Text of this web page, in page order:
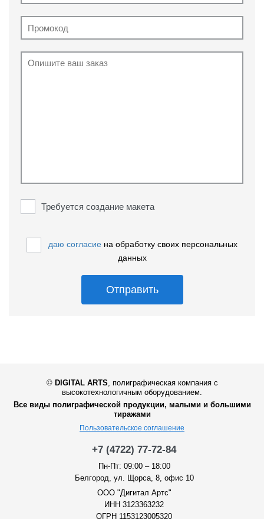
Требуется создание макета
даю согласие на обработку своих персональных
данных
Отправить
© DIGITAL ARTS
полиграфическая компания с
высокотехнологичным оборудованием.
Все виды полиграфической продукции, малыми и большими
тиражами
Пользовательское соглашение
+7 (4722) 77-72-84
Пн-Пт: 09:00 – 18:00
Белгород, ул. Щорса, 8, офис 10
ООО "Дигитал Артс"
ИНН 3123363232
ОГРН 1153123005320